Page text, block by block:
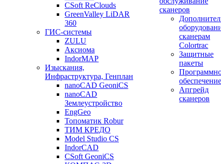
CSoft ReClouds
GreenValley LiDAR
360
ГИС-системы
ZULU
Аксиома
IndorMAP
Изыскания,
Инфраструктура, Генплан
nanoCAD GeoniCS
nanoCAD
Землеустройство
EngGeo
Топоматик Robur
ТИМ КРЕДО
Model Studio CS
IndorCAD
CSoft GeoniCS
сканеров
сканерам
Colortrac
Защитные
пакеты
обеспечение
Апгрейд
сканеров